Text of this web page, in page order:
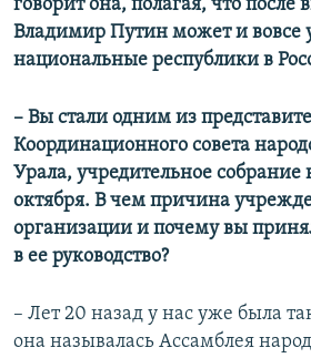
говорит она, полагая, что после
Владимир Путин может и вовсе
национальные республики в
– Вы стали одним из
Координационного совета
Урала, учредительное собрание
октября. В чем причина
организации и почему вы
в ее руководство?
– Лет 20 назад у нас уже была
она называлась Ассамблея